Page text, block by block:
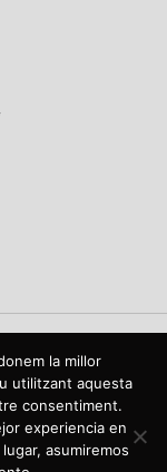
/ Todos los derechos
de contingut sobre la
és propietat de la
de contenido sobre
deNHLmania.com es
la millor
utilitzant aquesta
consentiment.
experiencia en
asumiremos